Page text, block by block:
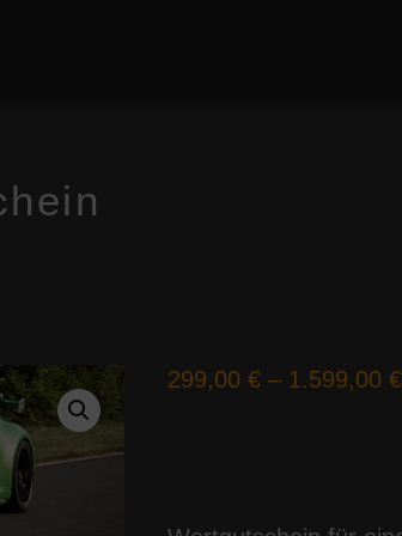
299,00€ – 1.599,00€